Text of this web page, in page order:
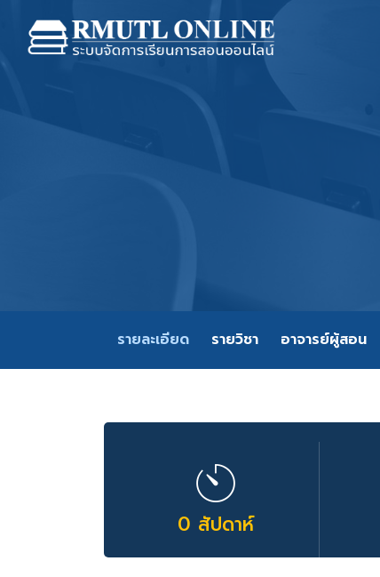
รายละเอียด รายวิชา อาจารย์ผู้สอน
0 สัปดาห์